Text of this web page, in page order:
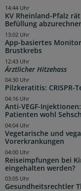
KV Rheinland-Pfalz
Befüllung
14:44 Uhr
App-basiertes
Brustkrebs
13:02 Uhr
Ärztlicher Hitzehass
12:43 Uhr
Pilzkeratitis:
04:30 Uhr
Anti-VEGF-
Patienten wohl
04:16 Uhr
Vegetarische und
Vorerkrankungen
04:04 Uhr
Reiseimpfungen bei
eingehalten werden?
04:00 Uhr
Gesundheitsrechtler
03:05 Uhr